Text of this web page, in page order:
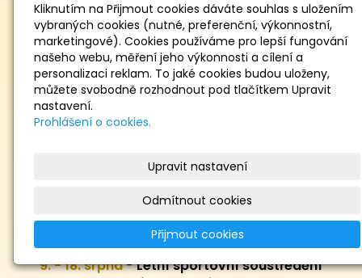
TOP akce 2024
Letní olympiáda dětí a mládeže
České Budějovice
9. června-Master Class s Varvarou Filiou| KV
Arena
9. - 18. srpna-Letní sportovnísoustředění
Kliknutím na Přijmout cookies dáváte souhlas s uložením
vybraných cookies (nutné, preferenční, výkonnostní,
marketingové). Cookies používáme pro lepší fungování
našeho webu, měření jeho výkonnosti a cílení a
personalizaci reklam. To jaké cookies budou uloženy,
můžete svobodně rozhodnout pod tlačítkem Upravit
nastavení.
Prohlášení o cookies.
Upravit nastavení
Odmítnout cookies
Přijmout cookies